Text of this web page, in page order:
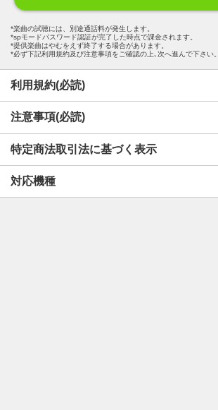
楽曲の試聴には、別途通話料が発生します。
spモードパスワード認証が完了した時点で課金されます。
提供楽曲はやむをえず終了する場合があります。
必ず下記利用規約及び注意事項をご確認の上､次へ進んで下さい。
利用規約(必読)
注意事項(必読)
特定商法取引法に基づく表示
対応機種